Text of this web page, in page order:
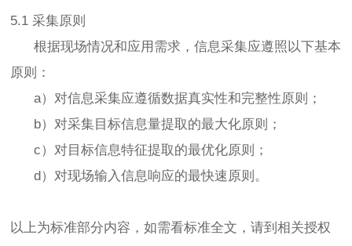
5.1 采集原则
根据现场情况和应用需求，信息采集应遵照以下基本
原则：
a）对信息采集应遵循数据真实性和完整性原则；
b）对采集目标信息量提取的最大化原则；
c）对目标信息特征提取的最优化原则；
d）对现场输入信息响应的最快速原则。
以上为标准部分内容，如需看标准全文，请到相关授权